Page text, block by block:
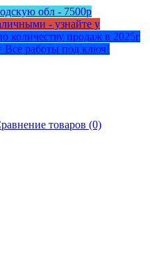
обл - 7500р
- узнайте у
количеству продаж в 2025г
работы под ключ!
товаров (0)